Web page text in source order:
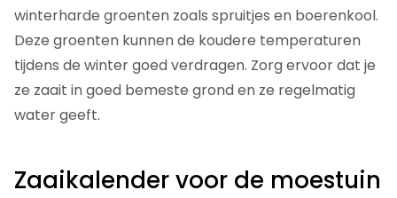
winterharde groenten zoals spruitjes en boerenkool.
Deze groenten kunnen de koudere temperaturen
tijdens de winter goed verdragen. Zorg ervoor dat je
ze zaait in goed bemeste grond en ze regelmatig
water geeft.
Zaaikalender voor de moestuin